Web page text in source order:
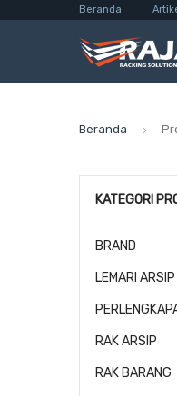
Beranda
Beranda
KATEGORI
BRAND
LEMARI ARSIP
RAK ARSIP
RAK BARANG